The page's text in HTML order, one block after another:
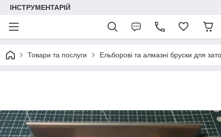
ІНСТРУМЕНТАРІЙ
Товари та послуги Ельборові та алмазні бруски для